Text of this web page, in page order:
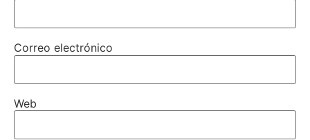
Correo electrónico
Web